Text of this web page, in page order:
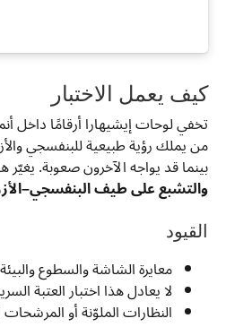
كيف يعمل الاختبار
تخفي لوحات إيشيهارا أرقامًا داخل
من يملك رؤية طبيعية للبنفسجي
بينما قد يواجه الآخرون صعوبة. يغيّر
والتشبع على طيف
القيود
معايرة الشاشة والسطوع
لا يعادل هذا اختبار العتبة
النظارات الملوّنة أو